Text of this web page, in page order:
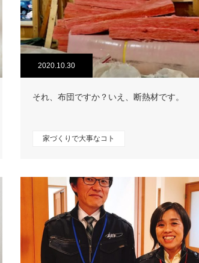
2020.10.30
それ、布団ですか？いえ、断熱材です。
家づくりで大事なコト